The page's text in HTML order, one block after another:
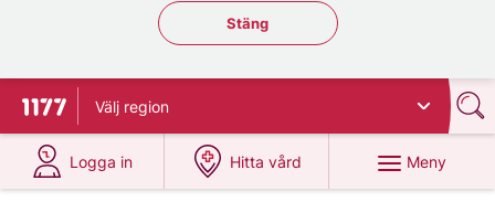
Stäng regionsväljaren
Stäng
Till startsidan för 1177
Välj region
Logga in
på 1177.se
Hitta vård
på 1177.se
Meny